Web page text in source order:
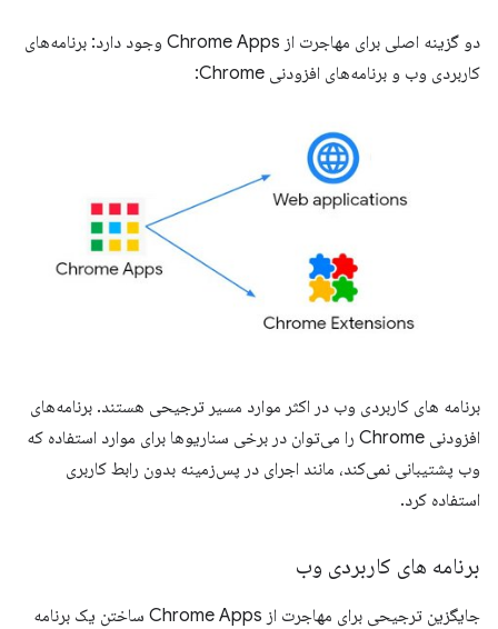
دو گزینه اصلی برای مهاجرت از Chrome Apps وجود دارد: برنامه‌های
کاربردی وب و برنامه‌های افزودنی Chrome:
برنامه های کاربردی وب در اکثر موارد مسیر ترجیحی هستند. برنامه‌های
افزودنی Chrome را می‌توان در برخی سناریوها برای موارد استفاده که
وب پشتیبانی نمی‌کند، مانند اجرای در پس‌زمینه بدون رابط کاربری
استفاده کرد.
برنامه های کاربردی وب
جایگزین ترجیحی برای مهاجرت از Chrome Apps ساختن یک برنامه